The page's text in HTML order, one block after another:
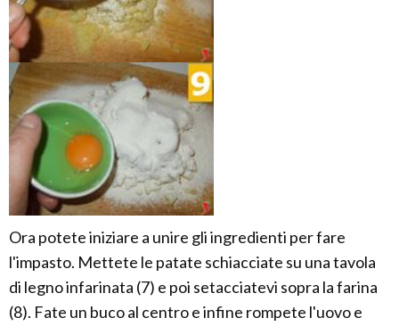
Ora potete iniziare a unire gli ingredienti per fare
l'impasto. Mettete le patate schiacciate su una tavola
di legno infarinata (7) e poi setacciatevi sopra la farina
(8). Fate un buco al centro e infine rompete l'uovo e